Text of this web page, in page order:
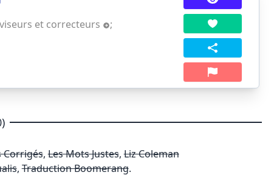
et correcteurs
;
Corrigés,Les Mots Justes,Liz Coleman
,Traduction Boomerang.